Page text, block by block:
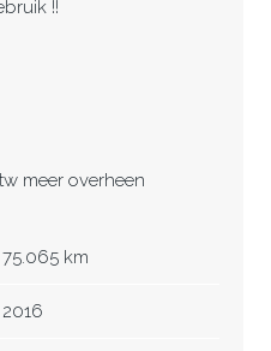
!!
meer overheen
75.065 km
2016